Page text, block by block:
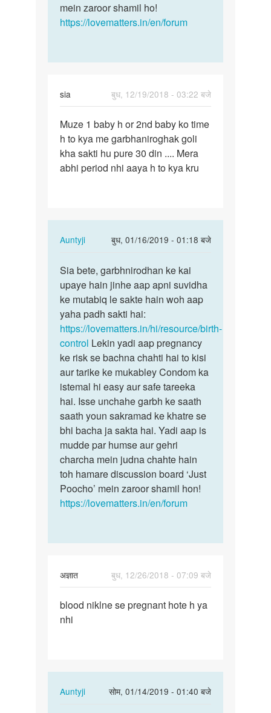
mein zaroor shamil ho!
https://lovematters.in/en/forum
sia
बुध, 12/19/2018 - 03:22 बजे
Muze
1
baby
h
Muze 1 baby h or 2nd baby ko time
h to kya me garbhaniroghak goli
kha sakti hu pure 30 din .... Mera
abhi period nhi aaya h to kya kru
Auntyji
बुध, 01/16/2019 - 01:18 बजे
In
to
Muze
1
baby
h
or
2nd
baby
ko…
by
sia
Sia
bete,
garbhnirodhan
ke…
Sia bete, garbhnirodhan ke kai
upaye hain jinhe aap apni suvidha
ke mutabiq le sakte hain woh aap
yaha padh sakti hai:
https://lovematters.in/hi/resource/birth-
control Lekin yadi aap pregnancy
ke risk se bachna chahti hai to kisi
aur tarike ke mukabley Condom ka
istemal hi easy aur safe tareeka
hai. Isse unchahe garbh ke saath
saath youn sakramad ke khatre se
bhi bacha ja sakta hai. Yadi aap is
mudde par humse aur gehri
charcha mein judna chahte hain
toh hamare discussion board ‘Just
Poocho’ mein zaroor shamil hon!
https://lovematters.in/en/forum
अज्ञात
बुध, 12/26/2018 - 07:09 बजे
blood
niklne
blood niklne se pregnant hote h ya
nhi
Auntyji
सोम, 01/14/2019 - 01:40 बजे
In